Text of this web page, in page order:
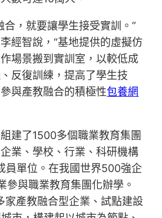
合，就要讓學生接受實訓。”
經智說，“基地提供的虛擬仿
場景搬到實訓室，以較低成
反復訓練，提高了學生技
與產教融合的積極性包養網
建了1500多個職業教育集團
企業、學校、行業、科研機構
員單位。在我國世界500強企
參與職業教育集團化辦學。
產教融合型企業、試點建設